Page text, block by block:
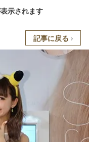
示されます
記事に戻る